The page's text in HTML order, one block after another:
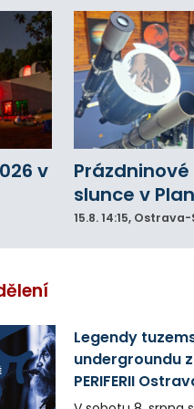
v
slunce v
15.8. 14:15, Ostrava-
Legendy
undergroundu
PERIFERII